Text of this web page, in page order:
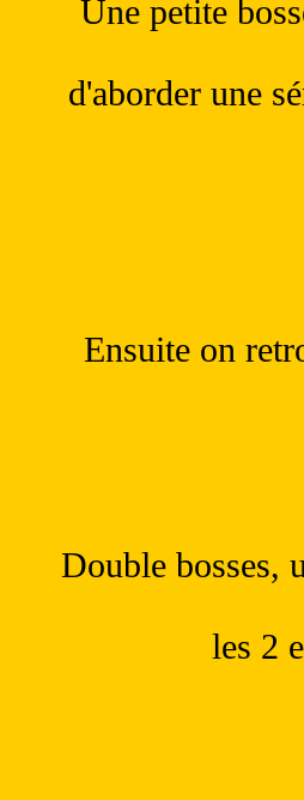
Une petite
d'aborder une
Ensuite on
Double bosses,
les 2